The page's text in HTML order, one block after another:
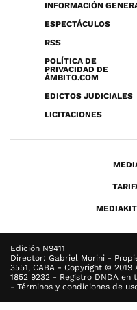
INFORMACIÓN
ESPECTÁCULOS
RSS
POLÍTICA DE
PRIVACIDAD DE
ÁMBITO.COM
EDICTOS JUDICIALES
LICITACIONES
MEDIAKIT
Edición N9411
Director: Gabriel Morini -
3551, CABA - Copyright ©
1852 9232 - Registro DNDA
- Términos y condiciones de